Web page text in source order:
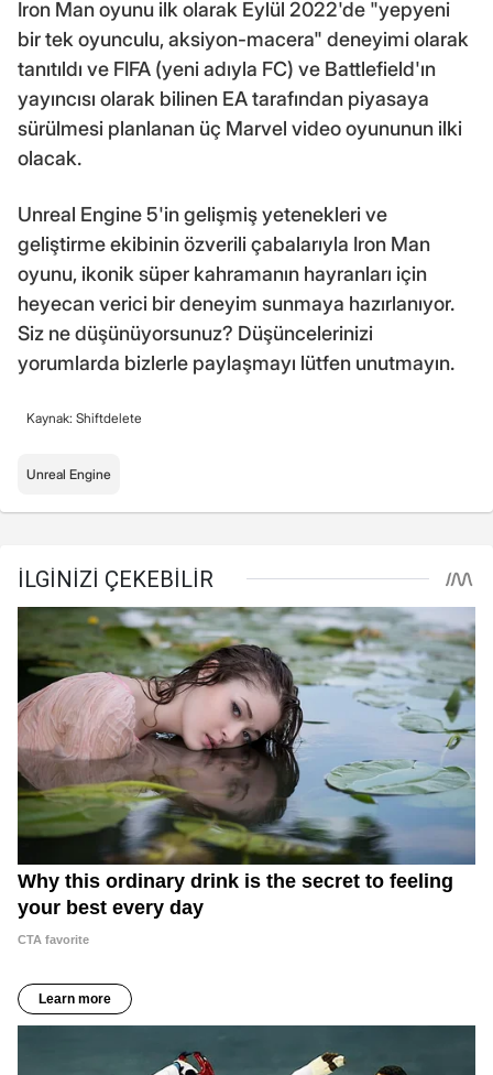
Iron Man oyunu ilk olarak Eylül 2022'de "yepyeni
bir tek oyunculu, aksiyon-macera" deneyimi olarak
tanıtıldı ve FIFA (yeni adıyla FC) ve Battlefield'ın
yayıncısı olarak bilinen EA tarafından piyasaya
sürülmesi planlanan üç Marvel video oyununun ilki
olacak.
Unreal Engine 5'in gelişmiş yetenekleri ve
geliştirme ekibinin özverili çabalarıyla Iron Man
oyunu, ikonik süper kahramanın hayranları için
heyecan verici bir deneyim sunmaya hazırlanıyor.
Siz ne düşünüyorsunuz? Düşüncelerinizi
yorumlarda bizlerle paylaşmayı lütfen unutmayın.
Kaynak: Shiftdelete
Unreal Engine